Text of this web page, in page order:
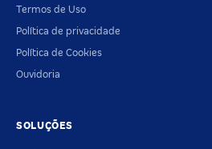
Termos de Uso
Política de privacidade
Política de Cookies
Ouvidoria
SOLUÇÕES